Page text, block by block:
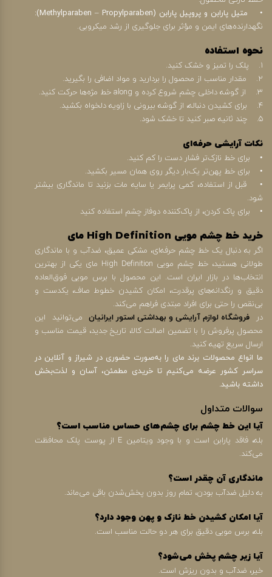
• متیل پارابن و پروپیل پارابن (Methylparaben – Propylparaben):
نگهدارنده‌های ایمن و مؤثر برای جلوگیری از رشد میکروبی.
نحوه استفاده
1. پلک را تمیز و خشک کنید.
2. مقدار مناسب از محصول را بردارید و مواد اضافی را بگیرید.
3. از گوشه داخلی چشم شروع کرده و along خط مژه‌ها حرکت کنید.
4. برای کشیدن دنباله، از گوشه بیرونی با زاویه دلخواه بکشید.
5. چند ثانیه صبر کنید تا خشک شود.
نکات آرایشی حرفه‌ای
• برای خط نازک‌تر فشار دست را کم کنید.
• برای خط پهن‌تر یک‌بار دیگر روی همان مسیر بکشید.
• قبل از استفاده، کمی پرایمر یا سایه مات بزنید تا ماندگاری بیشتر
شود.
• برای پاک کردن، از پاک‌کننده دوفاز چشم استفاده کنید
خرید خط چشم مویی High Definition مای
اگر به دنبال یک خط چشم حرفه‌ای، مشکی عمیق، ضدآب و با ماندگاری
طولانی هستید، خط چشم مویی High Definition مای یکی از بهترین
انتخاب‌ها در بازار ایران است. این محصول با برس مویی فوق‌العاده
دقیق و رنگدانه‌های پرقدرت، امکان کشیدن خطوط صاف، یکدست و
بی‌نقص را حتی برای افراد مبتدی فراهم می‌کند.
در فروشگاه لوازم آرایشی و بهداشتی استور ایرانیانمی‌توانید این
محصول پرفروش را با تضمین اصالت کالا، تاریخ جدید، قیمت مناسب و
ارسال سریع تهیه کنید.
ما انواع محصولات برند مای را به‌صورت حضوری در شیراز و آنلاین در
سراسر کشور عرضه می‌کنیم تا خریدی مطمئن، آسان و لذت‌بخش
داشته باشید.
سوالات متداول
آیا این خط چشم برای چشم‌های حساس مناسب است؟
بله، فاقد پارابن است و با وجود ویتامین E از پوست پلک محافظت
می‌کند.
ماندگاری آن چقدر است؟
به دلیل ضدآب بودن، تمام روز بدون پخش‌شدن باقی می‌ماند.
آیا امکان کشیدن خط نازک و پهن وجود دارد؟
بله، برس مویی دقیق برای هر دو حالت مناسب است.
آیا زیر چشم پخش می‌شود؟
خیر، ضدآب و بدون ریزش است.